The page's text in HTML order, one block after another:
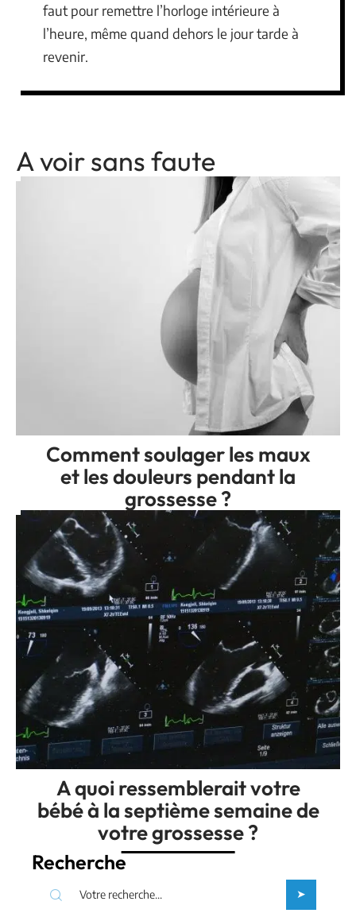
faut pour remettre l’horloge intérieure à
l’heure, même quand dehors le jour tarde à
revenir.
A voir sans faute
Comment soulager les maux
et les douleurs pendant la
grossesse ?
A quoi ressemblerait votre
bébé à la septième semaine de
votre grossesse ?
Recherche